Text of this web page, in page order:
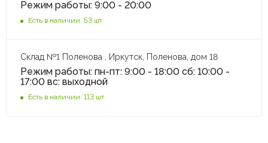
Режим работы: 9:00 - 20:00
Есть в наличии: 53 шт
Склад №1 Поленова , Иркутск, Поленова, дом 18
Режим работы: пн-пт: 9:00 - 18:00 сб: 10:00 -
17:00 вс: выходной
Есть в наличии: 113 шт